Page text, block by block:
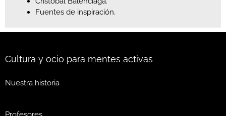
Fuentes de inspiración.
Cultura y ocio para mentes activas
Nuestra historia